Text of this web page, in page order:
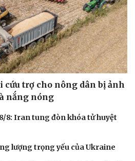
Sành điệu
Tin Công nghệ
Trải nghiệm
Chuyển đổi số
cứu trợ cho nông dân bị ảnh
nắng nóng
8: Iran tung đòn khóa tử huyệt
lượng trọng yếu của Ukraine